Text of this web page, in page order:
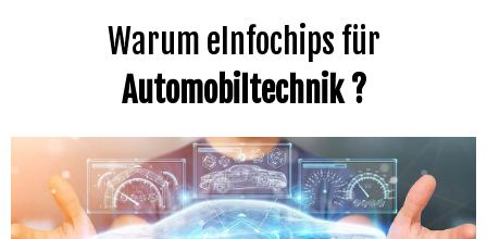
Warum eInfochips für
Automobiltechnik ?